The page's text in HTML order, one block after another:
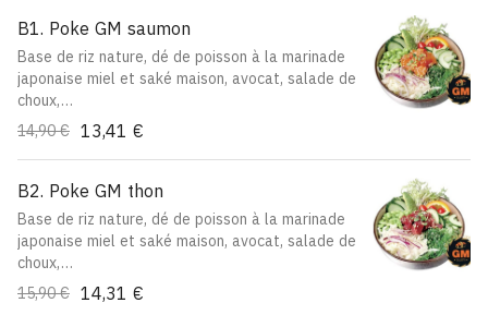
B1. Poke GM saumon
Base de riz nature, dé de poisson à la marinade
japonaise miel et saké maison, avocat, salade de
choux,
edamame, wakame, concombre, oignons rouges
et graines de sésames
14,90 € 13,41 €
B2. Poke GM thon
Base de riz nature, dé de poisson à la marinade
japonaise miel et saké maison, avocat, salade de
choux,
edamame, wakame, concombre, oignons rouges
et graines de sésames
15,90 € 14,31 €